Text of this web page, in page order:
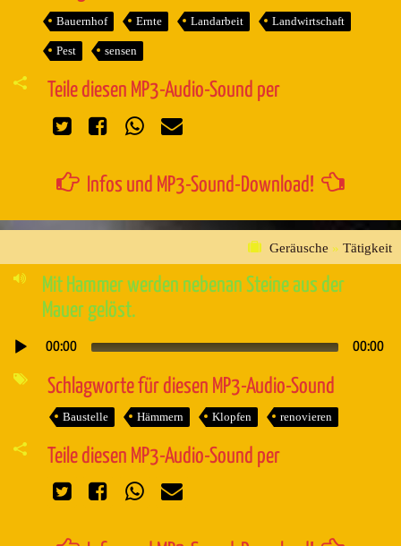
Bauernhof Ernte Landarbeit Landwirtschaft
Pest sensen
Teile diesen MP3-Audio-Sound per
Infos und MP3-Sound-Download!
Geräusche » Tätigkeit
Mit Hammer werden nebenan Steine aus der
Mauer gelöst.
Audio-
00:00 00:00
Schlagworte für diesen MP3-Audio-Sound
Baustelle Hämmern Klopfen renovieren
Teile diesen MP3-Audio-Sound per